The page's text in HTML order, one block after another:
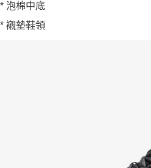
* 泡棉中底
* 襯墊鞋領